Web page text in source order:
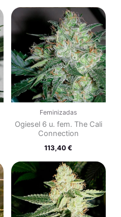
Feminizadas
Ogiesel 6 u. fem. The Cali
Connection
113,40€